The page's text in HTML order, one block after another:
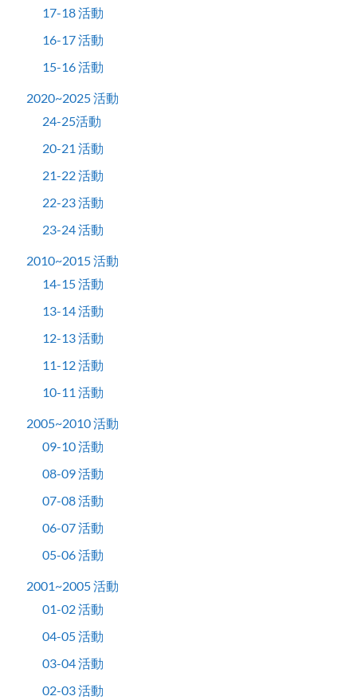
17-18 活動
16-17 活動
15-16 活動
2020~2025 活動
24-25活動
20-21 活動
21-22 活動
22-23 活動
23-24 活動
2010~2015 活動
14-15 活動
13-14 活動
12-13 活動
11-12 活動
10-11 活動
2005~2010 活動
09-10 活動
08-09 活動
07-08 活動
06-07 活動
05-06 活動
2001~2005 活動
01-02 活動
04-05 活動
03-04 活動
02-03 活動